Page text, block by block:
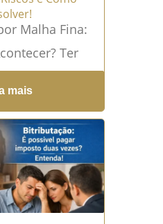
Malha Fina:
Ter
pode gerar
na
e até...Leia
mais